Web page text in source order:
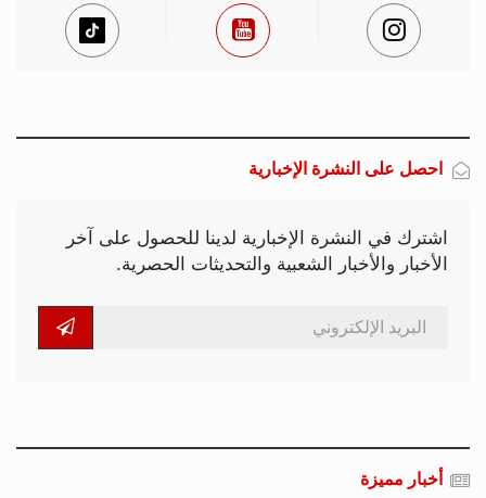
احصل على النشرة الإخبارية
اشترك في النشرة الإخبارية لدينا للحصول على آخر
الأخبار والأخبار الشعبية والتحديثات الحصرية.
أخبار مميزة